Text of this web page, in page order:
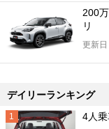
200
リ
更新
デイリーランキング
4人